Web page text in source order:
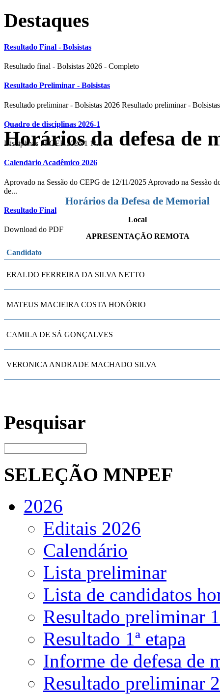
Destaques
Resultado Final - Bolsistas
Resultado final - Bolsistas 2026 - Completo
Resultado Preliminar - Bolsistas
Resultado preliminar - Bolsistas 2026 Resultado preliminar -
Quadro de disciplinas 2026-1
Disciplinas PPGEF 2026/1 1º...
Calendário Acadêmico 2026
Aprovado na Sessão do CEPG de 12/11/2025 Aprovado na Sessão
de...
Resultado Final
Download do PDF
Horários da defesa de
Horários da Defesa de Memorial
Local
APRESENTAÇÃO REMOTA
Candidato
ERALDO FERREIRA DA SILVA NETTO
MATEUS MACIEIRA COSTA HONÓRIO
CAMILA DE SÁ GONÇALVES
VERONICA ANDRADE MACHADO SILVA
Pesquisar
SELEÇÃO MNPEF
2026
Editais 2026
Calendário
Lista preliminar
Lista de candidatos
Resultado preliminar
Resultado 1ª etapa
Informe de defesa de
Resultado preliminar